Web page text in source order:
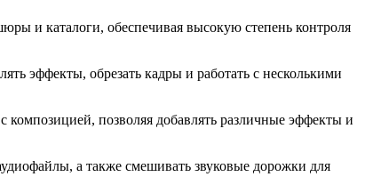
и каталоги, обеспечивая высокую степень контроля
эффекты, обрезать кадры и работать с несколькими
композицией, позволяя добавлять различные эффекты и
а также смешивать звуковые дорожки для